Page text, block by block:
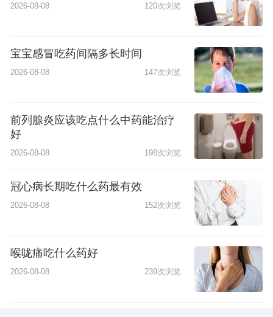
2026-08-08 120次浏览
宝宝感冒吃药间隔多长时间
2026-08-08 147次浏览
前列腺炎应该吃点什么中药能治疗
好
2026-08-08 198次浏览
冠心病长期吃什么药最有效
2026-08-08 152次浏览
喉咙痛吃什么药好
2026-08-08 239次浏览